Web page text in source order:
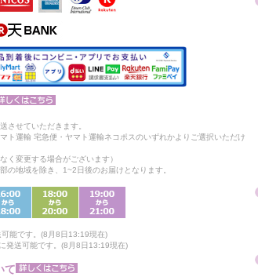
させていただきます。
ト運輸 宅急便・ヤマト運輸ネコポスのいずれかよりご選択いただけ
く変更する場合がございます）
の地域を除き、1~2日後のお届けとなります。
可能です。(8月8日13:19現在)
に発送可能です。(8月8日13:19現在)
て